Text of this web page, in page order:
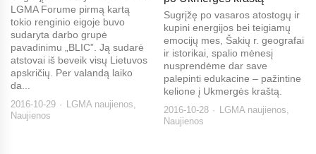
LGMA Forume pirmą kartą
tokio renginio eigoje buvo
sudaryta darbo grupė
pavadinimu „BLIC”. Ją sudarė
atstovai iš beveik visų Lietuvos
apskričių. Per valandą laiko
da...
2016-10-29 LGMA naujienos,
Naujienos
Sugrįžę po vasaros atostogų ir
kupini energijos bei teigiamų
emocijų mes, Šakių r. geografai
ir istorikai, spalio mėnesį
nusprendėme dar save
palepinti edukacine – pažintine
kelione į Ukmergės kraštą.
2016-10-28 LGMA naujienos
Naujienos